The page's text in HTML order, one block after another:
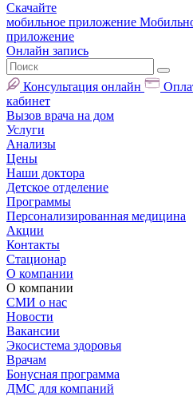
Скачайте
мобильное приложение
приложение
Онлайн запись
Консультация онлайн
кабинет
Вызов врача на дом
Услуги
Анализы
Цены
Наши доктора
Детское отделение
Программы
Персонализированная медицина
Акции
Контакты
Стационар
О компании
О компании
СМИ о нас
Новости
Вакансии
Экосистема здоровья
Врачам
Бонусная программа
ДМС для компаний